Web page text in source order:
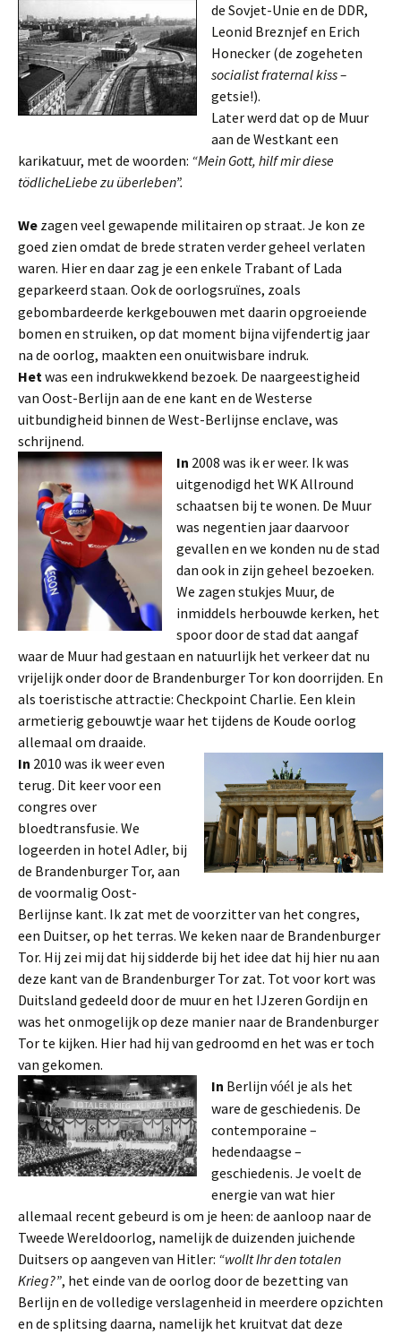
de Sovjet-Unie en de DDR,
Leonid Breznjef en Erich
Honecker (de zogeheten
socialist fraternal kiss –
getsie!).
Later werd dat op de Muur
aan de Westkant een
karikatuur, met de woorden: “Mein Gott, hilf mir diese
tödlicheLiebe zu überleben”.
We zagen veel gewapende militairen op straat. Je kon ze
goed zien omdat de brede straten verder geheel verlaten
waren. Hier en daar zag je een enkele Trabant of Lada
geparkeerd staan. Ook de oorlogsruïnes, zoals
gebombardeerde kerkgebouwen met daarin opgroeiende
bomen en struiken, op dat moment bijna vijfendertig jaar
na de oorlog, maakten een onuitwisbare indruk.
Hetwas een indrukwekkend bezoek. De naargeestigheid
van Oost-Berlijn aan de ene kant en de Westerse
uitbundigheid binnen de West-Berlijnse enclave, was
schrijnend.
In 2008 was ik er weer. Ik was
uitgenodigd het WK Allround
schaatsen bij te wonen. De Muur
was negentien jaar daarvoor
gevallen en we konden nu de stad
dan ook in zijn geheel bezoeken.
We zagen stukjes Muur, de
inmiddels herbouwde kerken, het
spoor door de stad dat aangaf
waar de Muur had gestaan en natuurlijk het verkeer dat nu
vrijelijk onder door de Brandenburger Tor kon doorrijden. En
als toeristische attractie: Checkpoint Charlie. Een klein
armetierig gebouwtje waar het tijdens de Koude oorlog
allemaal om draaide.
In 2010 was ik weer even
terug. Dit keer voor een
congres over
bloedtransfusie. We
logeerden in hotel Adler, bij
de Brandenburger Tor, aan
de voormalig Oost-
Berlijnse kant. Ik zat met de voorzitter van het congres,
een Duitser, op het terras. We keken naar de Brandenburger
Tor. Hij zei mij dat hij sidderde bij het idee dat hij hier nu aan
deze kant van de Brandenburger Tor zat. Tot voor kort was
Duitsland gedeeld door de muur en het IJzeren Gordijn en
was het onmogelijk op deze manier naar de Brandenburger
Tor te kijken. Hier had hij van gedroomd en het was er toch
van gekomen.
In Berlijn vóél je als het
ware de geschiedenis. De
contemporaine –
hedendaagse –
geschiedenis. Je voelt de
energie van wat hier
allemaal recent gebeurd is om je heen: de aanloop naar de
Tweede Wereldoorlog, namelijk de duizenden juichende
Duitsers op aangeven van Hitler: “wollt Ihr den totalen
Krieg?”, het einde van de oorlog door de bezetting van
Berlijn en de volledige verslagenheid in meerdere opzichten
en de splitsing daarna, namelijk het kruitvat dat deze